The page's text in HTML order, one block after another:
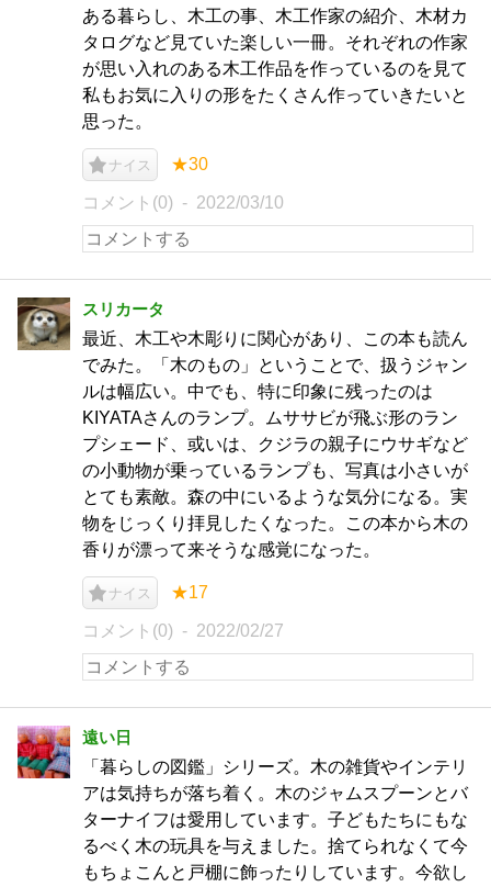
ある暮らし、木工の事、木工作家の紹介、木材カ
タログなど見ていた楽しい一冊。それぞれの作家
が思い入れのある木工作品を作っているのを見て
私もお気に入りの形をたくさん作っていきたいと
思った。
ナイス ★30
コメント(0) 2022/03/10
スリカータ
最近、木工や木彫りに関心があり、この本も読ん
でみた。「木のもの」ということで、扱うジャン
ルは幅広い。中でも、特に印象に残ったのは
KIYATAさんのランプ。ムササビが飛ぶ形のラン
プシェード、或いは、クジラの親子にウサギなど
の小動物が乗っているランプも、写真は小さいが
とても素敵。森の中にいるような気分になる。実
物をじっくり拝見したくなった。この本から木の
香りが漂って来そうな感覚になった。
ナイス ★17
コメント(0) 2022/02/27
遠い日
「暮らしの図鑑」シリーズ。木の雑貨やインテリ
アは気持ちが落ち着く。木のジャムスプーンとバ
ターナイフは愛用しています。子どもたちにもな
るべく木の玩具を与えました。捨てられなくて今
もちょこんと戸棚に飾ったりしています。今欲し